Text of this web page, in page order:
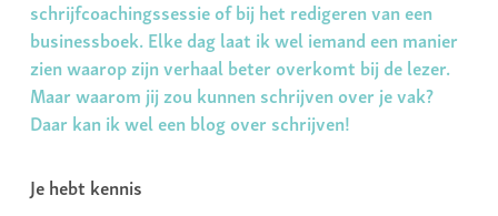
schrijfcoachingssessie of bij het redigeren van een
businessboek. Elke dag laat ik wel iemand een manier
zien waarop zijn verhaal beter overkomt bij de lezer.
Maar waarom jij zou kunnen schrijven over je vak?
Daar kan ik wel een blog over schrijven!
Je hebt kennis